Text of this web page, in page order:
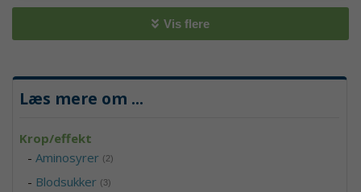
Vis flere
Læs mere om ...
Krop/effekt
-Aminosyrer (2)
- Blodsukker (3)